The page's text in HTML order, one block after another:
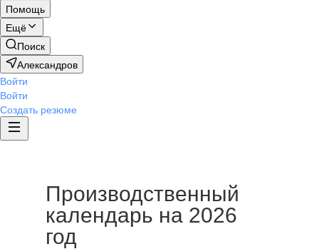
Помощь
Ещё
Поиск
Александров
Войти
Войти
Создать резюме
Производственный
календарь на 2026
год